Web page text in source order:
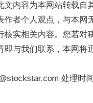
文内容为本网站转载自
作者个人观点，与本网
核实相关内容。您若对
即与我们联系，本网将
处理时